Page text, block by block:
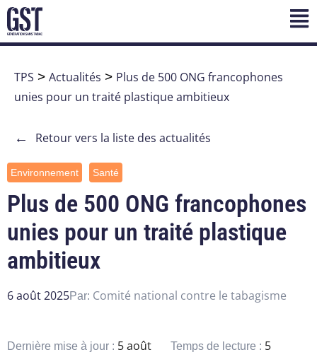
TPS > Actualités > Plus de 500 ONG francophones
unies pour un traité plastique ambitieux
← Retour vers la liste des actualités
Environnement Santé
Plus de 500 ONG francophones
unies pour un traité plastique
ambitieux
6 août 2025Par: Comité national contre le tabagisme
Dernière mise à jour : 5 août
Temps de lecture : 5